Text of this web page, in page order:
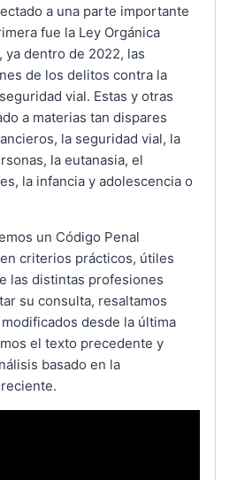
a una parte importante
fue la Ley Orgánica
ya dentro de 2022, las
de los delitos contra la
vial. Estas y otras
a materias tan dispares
la seguridad vial, la
la eutanasia, el
la infancia y adolescencia o
un Código Penal
criterios prácticos, útiles
las distintas profesiones
su consulta, resaltamos
desde la última
el texto precedente y
basado en la